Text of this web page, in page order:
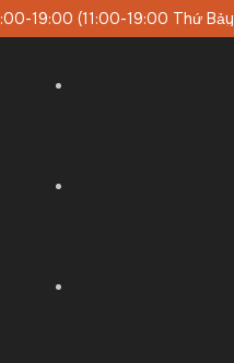
Thực Đơn Trưa Đặc Biệt Vào